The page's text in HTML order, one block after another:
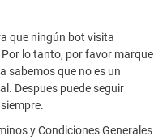
que ningún bot visita
lo tanto, por favor marque
sabemos que no es un
Despues puede seguir
y Condiciones Generales